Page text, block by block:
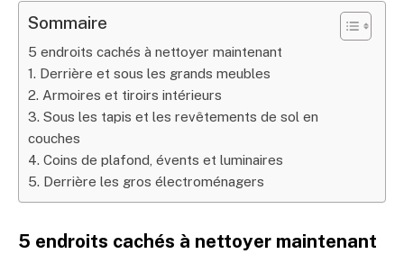
Sommaire
5 endroits cachés à nettoyer maintenant
1. Derrière et sous les grands meubles
2. Armoires et tiroirs intérieurs
3. Sous les tapis et les revêtements de sol en
couches
4. Coins de plafond, évents et luminaires
5. Derrière les gros électroménagers
5 endroits cachés à nettoyer maintenant